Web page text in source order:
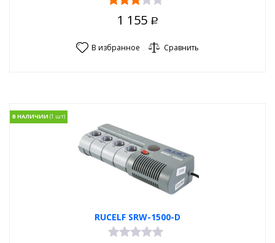
1 155 Р
В избранное Сравнить
RUCELF SRW-1500-D
В НАЛИЧИИ